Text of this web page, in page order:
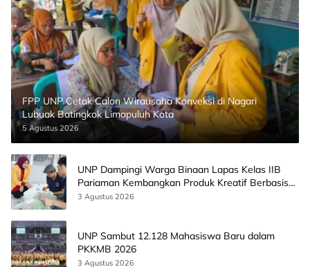
FPP UNP Cetak Calon Wirausaha Konveksi di Nagari
Lubuak Batingkok Limapuluh Kota
5 Agustus 2026
UNP Dampingi Warga Binaan Lapas Kelas IIB
Pariaman Kembangkan Produk Kreatif Berbasis
AI
3 Agustus 2026
UNP Sambut 12.128 Mahasiswa Baru dalam
PKKMB 2026
3 Agustus 2026